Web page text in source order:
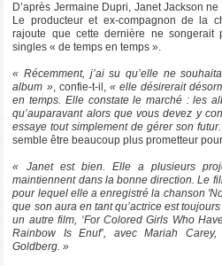
D’après Jermaine Dupri, Janet Jackson
Le producteur et ex-compagnon de la
rajoute que cette dernière ne songerait
singles « de temps en temps ».
« Récemment, j’ai su qu’elle ne
album », confie-t-il, « elle désirerait
en temps. Elle constate le marché : les
qu’auparavant alors que vous devez y
essaye tout simplement de gérer son
semble être beaucoup plus prometteur
« Janet est bien. Elle a plusieurs
maintiennent dans la bonne direction. Le
pour lequel elle a enregistré la chanson
que son aura en tant qu’actrice est
un autre film, ‘For Colored Girls Who
Rainbow Is Enuf’, avec Mariah
Goldberg. »